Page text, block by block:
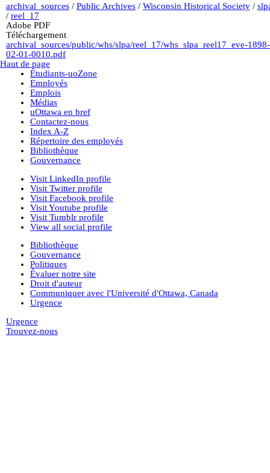
archival_sources / Public Archives / Wisconsin Historical Society /
/ reel_17
Adobe PDF
Téléchargement
archival_sources/public/whs/slpa/reel_17/whs_slpa_reel17_eve-1898-
02-01-0010.pdf
Haut de page
Étudiants-uoZone
Employés
Emplois
Médias
uOttawa en bref
Contactez-nous
Index A-Z
Répertoire des employés
Bibliothèque
Gouvernance
Visit LinkedIn profile
Visit Twitter profile
Visit Facebook profile
Visit Youtube profile
Visit Tumblr profile
View all social profile
Bibliothèque
Gouvernance
Politiques
Évaluer notre site
Droit d'auteur
Communiquer avec l'Université d'Ottawa, Canada
Urgence
Urgence
Trouvez-nous